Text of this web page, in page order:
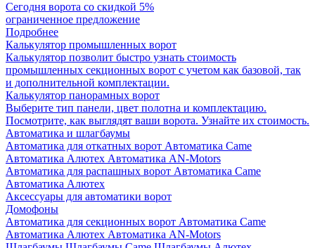
Сегодня ворота со скидкой 5%
ограниченное предложение
Подробнее
Калькулятор промышленных ворот
Калькулятор позволит быстро узнать стоимость
промышленных секционных ворот с учетом как базовой, так
и дополнительной комплектации.
Калькулятор панорамных ворот
Выберите тип панели, цвет полотна и комплектацию.
Посмотрите, как выглядят ваши ворота. Узнайте их стоимость.
Автоматика и шлагбаумы
Автоматика для откатных ворот Автоматика Came
Автоматика Алютех Автоматика AN-Motors
Автоматика для распашных ворот Автоматика Came
Автоматика Алютех
Аксессуары для автоматики ворот
Домофоны
Автоматика для секционных ворот Автоматика Came
Автоматика Алютех Автоматика AN-Motors